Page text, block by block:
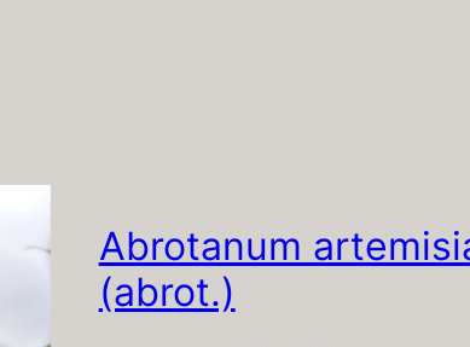
Abrotanum
(abrot.)